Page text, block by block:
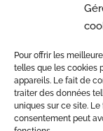
Pour offrir les
telles que les cookies
appareils. Le fait de
traiter des données
uniques sur ce site.
consentement peut
#233 – Les
#232 – Sur le
07/04/2026